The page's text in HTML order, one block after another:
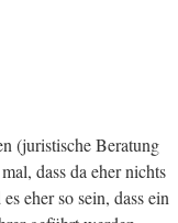
(juristische Beratung
dass da eher nichts
eher so sein, dass ein